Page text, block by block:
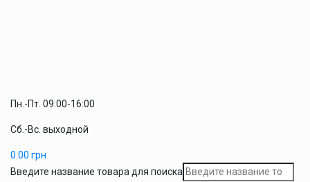
Пн.-Пт. 09:00-16:00
Сб.-Вс. выходной
0.00 грн
Введите название товара для поиска